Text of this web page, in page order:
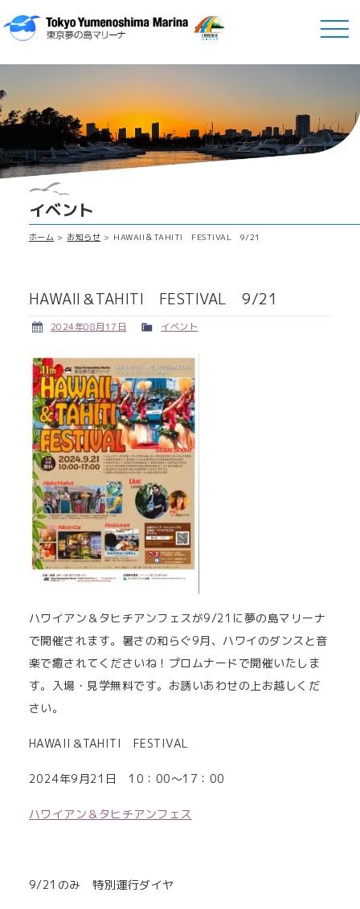
イベント
ホーム お知らせ HAWAII＆TAHITI FESTIVAL 9/21
HAWAII＆TAHITI FESTIVAL 9/21
2024年08月17日 イベント
ハワイアン＆タヒチアンフェスが9/21に夢の島マリーナ
で開催されます。暑さの和らぐ9月、ハワイのダンスと音
楽で癒されてくださいね！プロムナードで開催いたしま
す。入場・見学無料です。お誘いあわせの上お越しくだ
さい。
HAWAII＆TAHITI FESTIVAL
2024年9月21日 10：00～17：00
ハワイアン＆タヒチアンフェス
9/21のみ 特別運行ダイヤ